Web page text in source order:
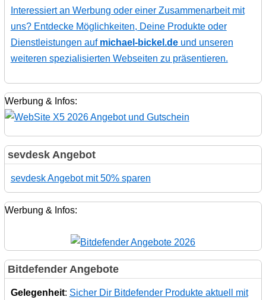
Interessiert an Werbung oder einer Zusammenarbeit mit
uns? Entdecke Möglichkeiten, Deine Produkte oder
Dienstleistungen auf michael-bickel.deund unseren
weiteren spezialisierten Webseiten zu präsentieren.
Werbung & Infos:
sevdesk Angebot
sevdesk Angebot mit 50% sparen
Werbung & Infos:
Bitdefender Angebote
Gelegenheit: Sicher Dir Bitdefender Produkte aktuell mit